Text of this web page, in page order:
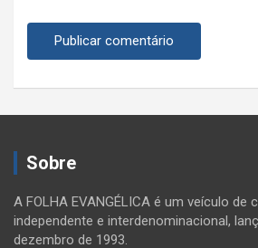
Sobre
A FOLHA EVANGÉLICA é um veículo de
independente e interdenominacional,
dezembro de 1993.